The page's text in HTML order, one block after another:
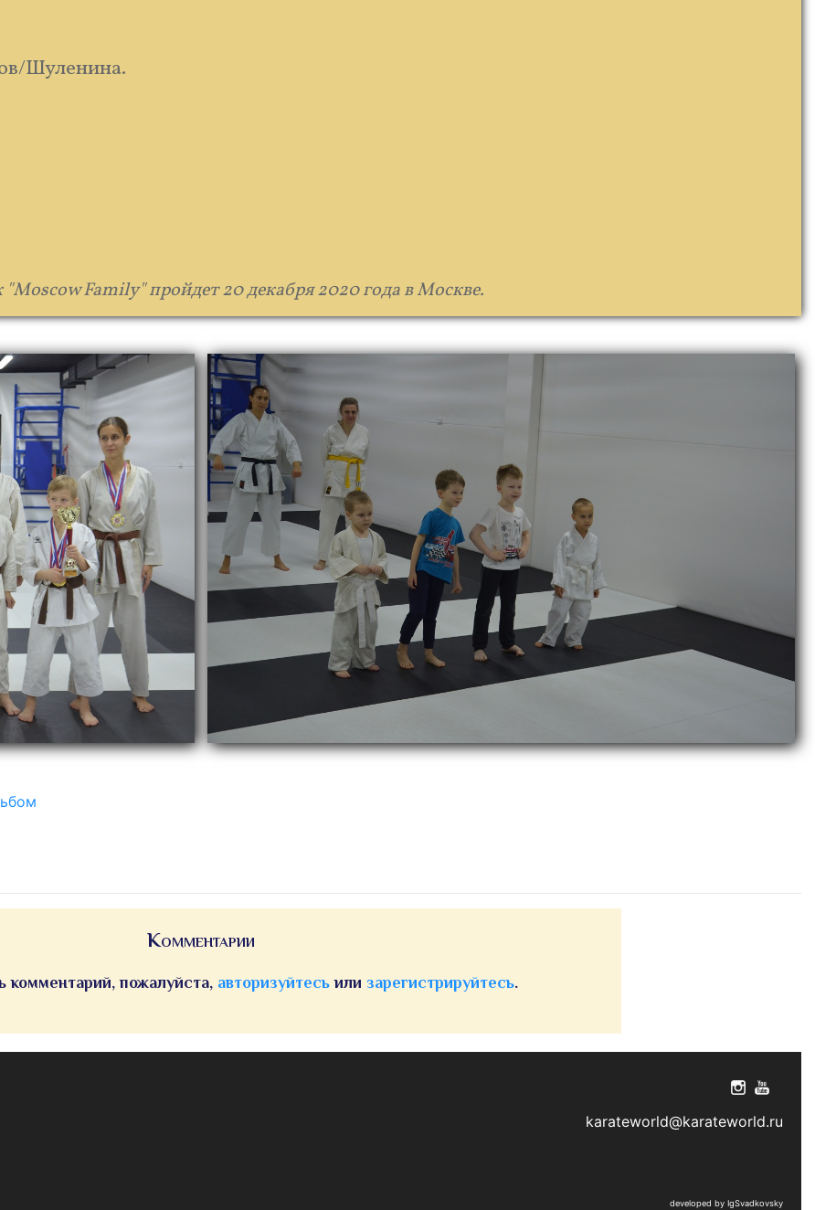
Шуленина.
Family" пройдет 20 декабря 2020 года в Москве.
Комментарии
комментарий, пожалуйста, авторизуйтесьили зарегистрируйтесь.
karateworld@karateworld.ru
developed by IgSvadkovsky